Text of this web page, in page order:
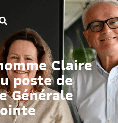
Claire
poste de
Générale